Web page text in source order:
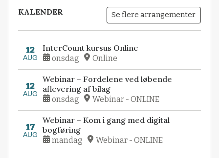
KALENDER Se flere arrangementer
12
AUG
InterCount kursus Online
onsdag Online
12
AUG
Webinar – Fordelene ved løbende
aflevering af bilag
onsdag Webinar - ONLINE
17
AUG
Webinar – Kom i gang med digital
bogføring
mandag Webinar - ONLINE